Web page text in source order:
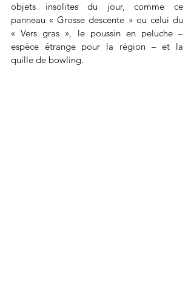
objets insolites du jour, comme ce
panneau « Grosse descente » ou celui du
« Vers gras », le poussin en peluche –
espèce étrange pour la région – et la
quille de bowling.